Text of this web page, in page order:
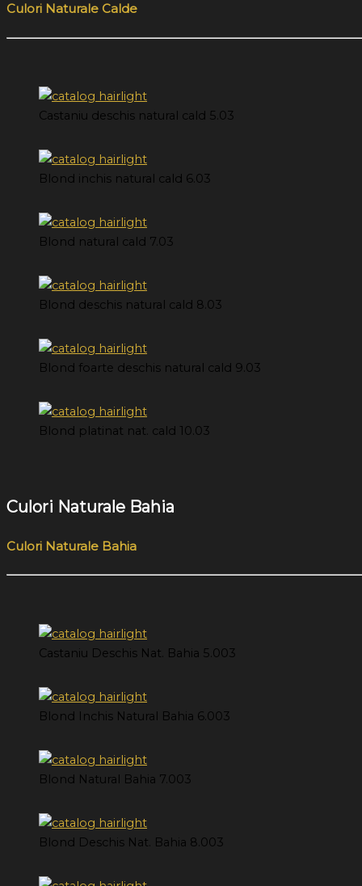
Culori Naturale Calde
Castaniu deschis natural cald 5.03
Blond inchis natural cald 6.03
Blond natural cald 7.03
Blond deschis natural cald 8.03
Blond foarte deschis natural cald 9.03
Blond platinat nat. cald 10.03
Culori Naturale Bahia
Culori Naturale Bahia
Castaniu Deschis Nat. Bahia 5.003
Blond Inchis Natural Bahia 6.003
Blond Natural Bahia 7.003
Blond Deschis Nat. Bahia 8.003